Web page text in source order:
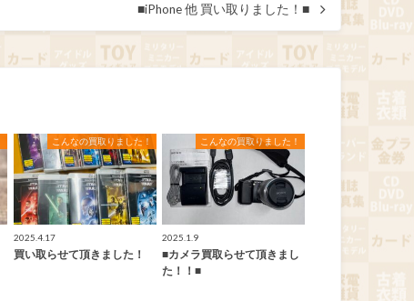
■iPhone 他 買い取りました！■
こんなの買取りました！
2025.4.17
買い取らせて頂きました！
こんなの買取りました！
2025.1.9
■カメラ買取らせて頂きまし
た！！■